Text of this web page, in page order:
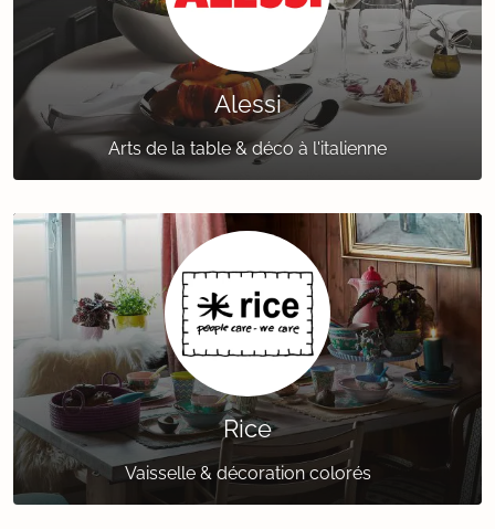
Alessi
Arts de la table & déco à l'italienne
Rice
Vaisselle & décoration colorés